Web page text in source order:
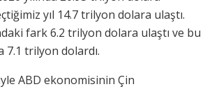
yıl 14.7 trilyon dolara ulaştı.
fark 6.2 trilyon dolara ulaştı ve bu
7.1 trilyon dolardı.
ABD ekonomisinin Çin